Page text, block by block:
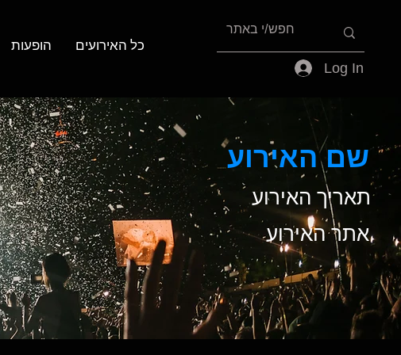
כל האירועים הופעות
Log In
שם האירוע
תאריך האירוע
אתר האירוע